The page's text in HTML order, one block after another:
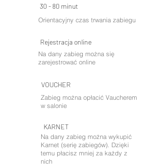
30 - 80 minut
Orientacyjny czas trwania zabiegu
Rejestracja online
Na dany zabieg można się
zarejestrować online
VOUCHER
Zabieg można opłacić Vaucherem
w salonie
KARNET
Na dany zabieg można wykupić
Karnet (serię zabiegów). Dzięki
temu płacisz mniej za każdy z
nich